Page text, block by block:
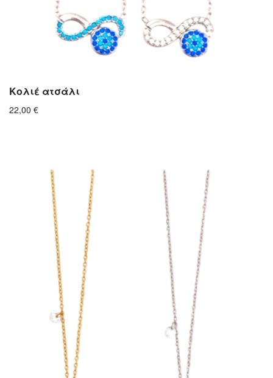
Κολιέ ατσάλι
22,00 €